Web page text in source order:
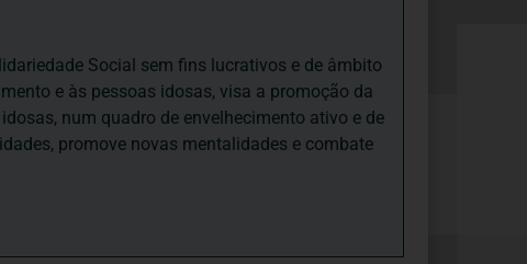
Social sem fins lucrativos e de âmbito
e às pessoas idosas, visa a promoção da
num quadro de envelhecimento ativo e de
promove novas mentalidades e combate